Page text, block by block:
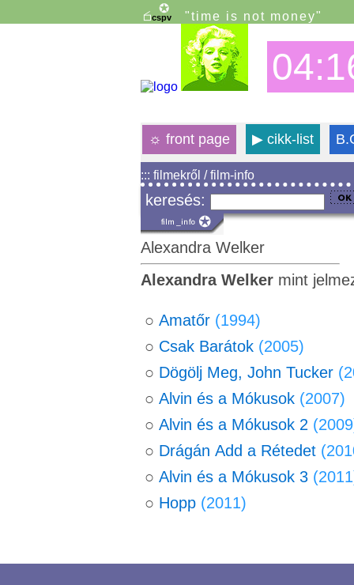
"time is not money"
☼ front page ▶cikk-list
::: filmekről / film-info
keresés:
Alexandra Welker
Alexandra Welkermint
○ Amatőr (1994)
○ Csak Barátok (2005)
○ Dögölj Meg, John Tucker
○ Alvin és a Mókusok (2007)
○ Alvin és a Mókusok 2
○ Drágán Add a Rétedet
○ Alvin és a Mókusok 3
○ Hopp (2011)